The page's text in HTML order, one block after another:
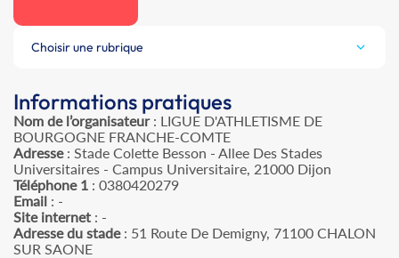
Choisir une rubrique
Informations pratiques
Nom de l’organisateur: LIGUE D'ATHLETISME DE
BOURGOGNE FRANCHE-COMTE
Adresse: Stade Colette Besson - Allee Des Stades
Universitaires - Campus Universitaire, 21000 Dijon
Téléphone 1 : 0380420279
Email : -
Site internet : -
Adresse du stade: 51 Route De Demigny, 71100 CHALON
SUR SAONE